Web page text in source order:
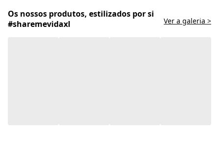
Os nossos produtos, estilizados por si
#sharemevidaxl
Ver a galeria >